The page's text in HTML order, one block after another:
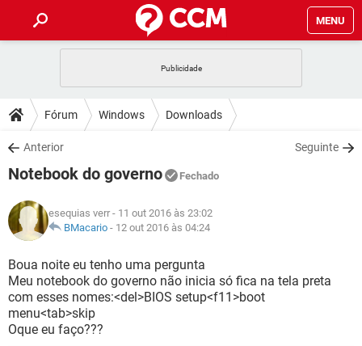
MENU
CELULAR FACEBOOK
OUTLOOK
INSTAGRAM GMAIL
GUIA DE COMPRAS
DICAS
JOGOS WHATSAPP
INSTAGRAM GMAIL
GUIA DE COMPRAS
DOWNLOADS
JOGOS WHATSAPP
CELULAR
OUTLOOK EXCEL
INSTAGRAM
GUIA DE COMPRAS
JOGOS WHATSAPP
CELULAR
OUTLOOK EXCEL
INSTAGRAM GMAIL
GUIA DE COMPRAS
GLOSSÁRIO
CELULAR FACEBOOK
OUTLOOK
INSTAGRAM
Fórum Windows Downloads
Anterior Seguinte
Notebook do governo Fechado
esequias verr - 11 out 2016 às 23:02
BMacario - 12 out 2016 às 04:24
Boua noite eu tenho uma pergunta
Meu notebook do governo não inicia só fica na tela preta
com esses nomes:<del>BIOS setup<f11>boot
menu<tab>skip
Oque eu faço???